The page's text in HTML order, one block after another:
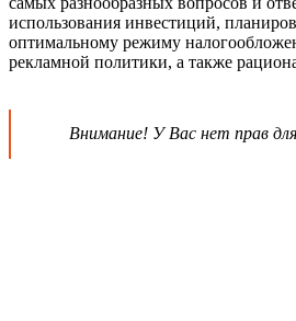
использования инвестиций,
оптимальному режиму
рекламной политики, а также
Внимание! У Вас нет прав